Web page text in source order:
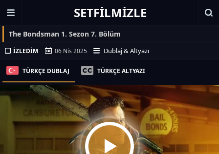
SETFILMIZLE
The Bondsman 1. Sezon 7. Bölüm
İZLEDIM 06 Nis 2025 Dublaj & Altyazı
TÜRKÇE DUBLAJ TÜRKÇE ALTYAZI